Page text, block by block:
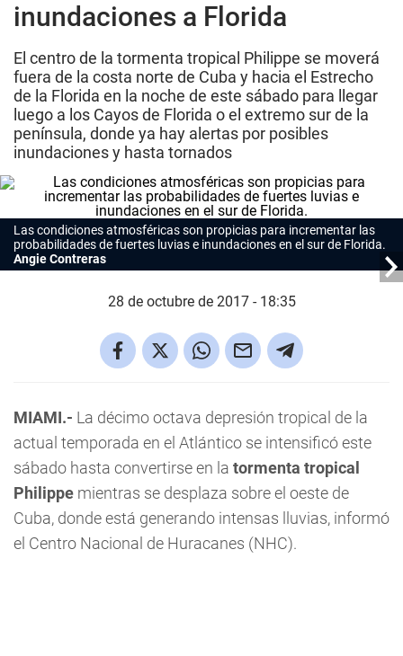
inundaciones a Florida
El centro de la tormenta tropical Philippe se moverá
fuera de la costa norte de Cuba y hacia el Estrecho
de la Florida en la noche de este sábado para llegar
luego a los Cayos de Florida o el extremo sur de la
península, donde ya hay alertas por posibles
inundaciones y hasta tornados
Las condiciones atmosféricas son propicias para incrementar las
probabilidades de fuertes luvias e inundaciones en el sur de Florida.
Angie Contreras
28 de octubre de 2017 - 18:35
MIAMI.- La décimo octava depresión tropical de la
actual temporada en el Atlántico se intensificó este
sábado hasta convertirse en la tormenta tropical
Philippe mientras se desplaza sobre el oeste de
Cuba, donde está generando intensas lluvias, informó
el Centro Nacional de Huracanes (NHC).